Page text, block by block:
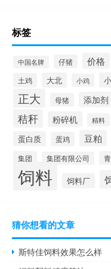
标签
中国名牌 仔猪 价格
土鸡 大北 小鸡
正大 母猪 添加剂
秸秆 粉碎机 精料
蛋白质 蛋鸡 豆粕
集团 集团有限公司
饲料 饲料厂
猜你想看的文章
斯特佳饲料效果怎么样